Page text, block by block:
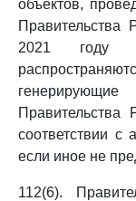
объектов,
Правительства
2021 году
Правительства
соответствии с
если иное не
112(6).